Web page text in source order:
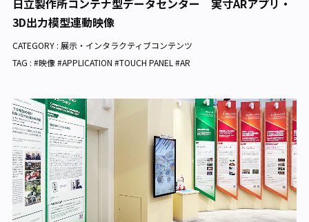
日立製作所コンテナ型データセンター 実寸ARアプリ・
3D出力模型連動映像
CATEGORY : 展示・インタラクティブコンテンツ
TAG : #映像 #APPLICATION #TOUCH PANEL #AR